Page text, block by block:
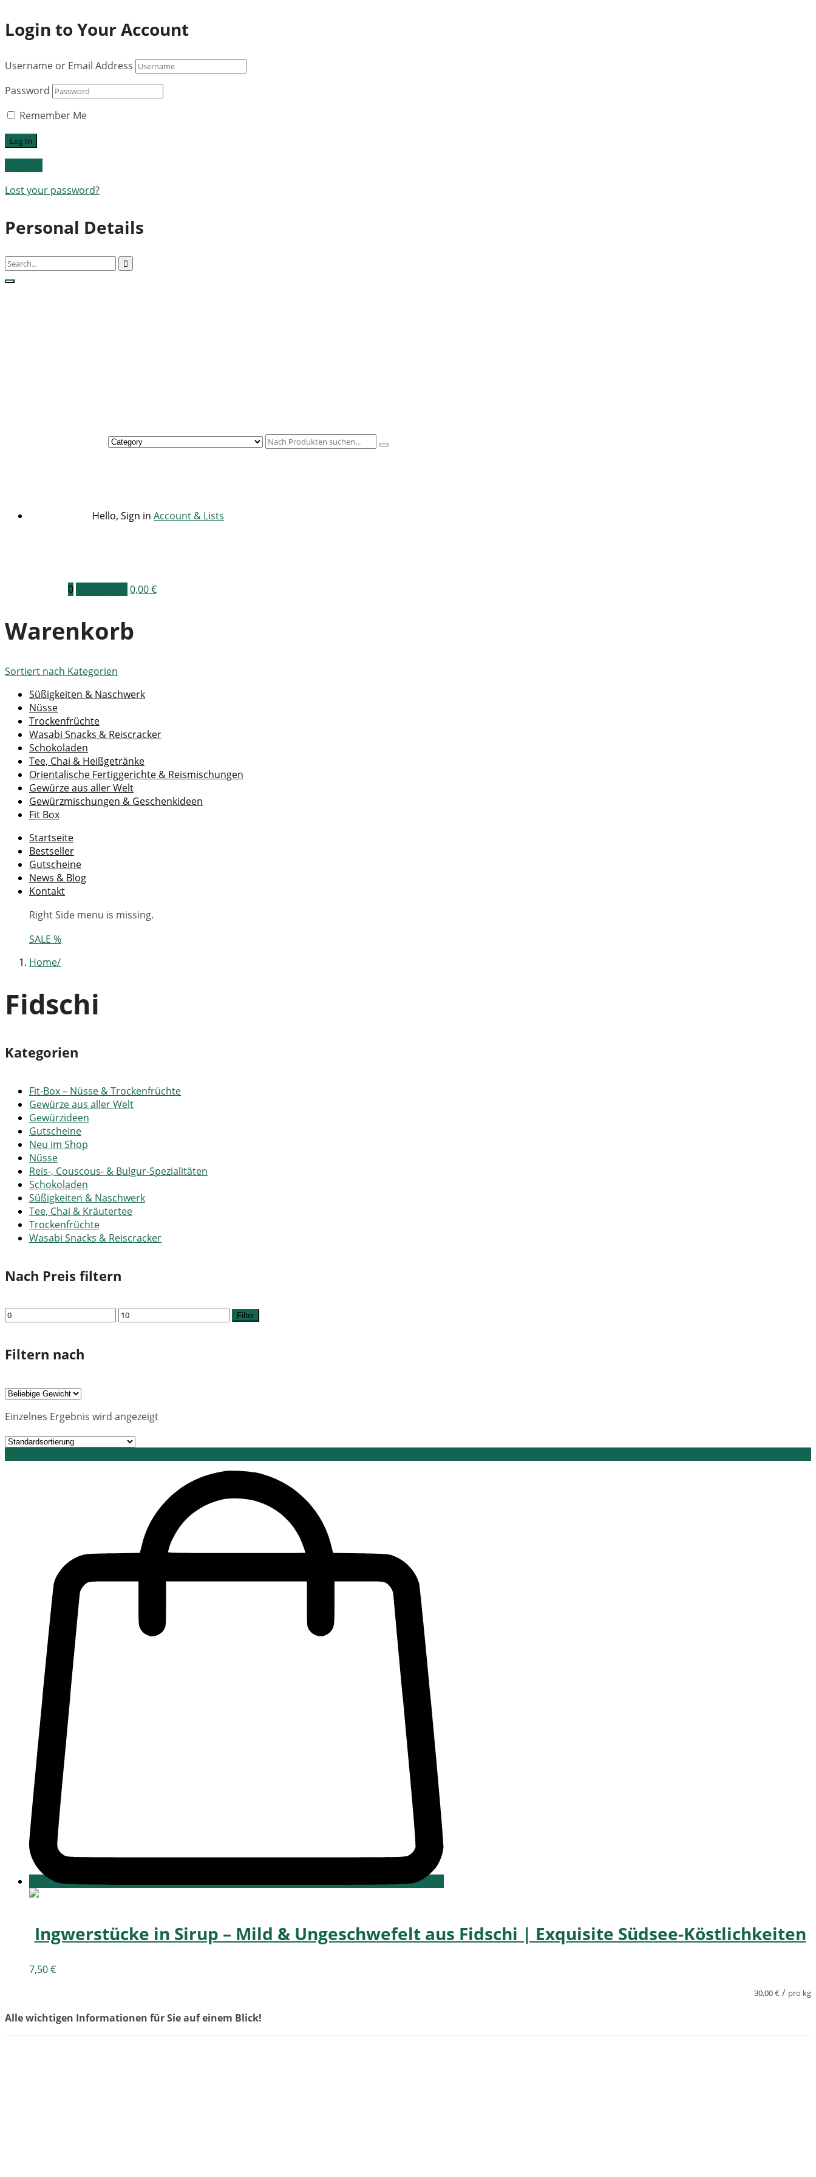
Login to Your Account
Username or Email Address
Password
Remember Me
Lost your password?
Personal Details
Hello, Sign in Account & Lists
0 0,00€
Warenkorb
Sortiert nach Kategorien
Süßigkeiten & Naschwerk
Nüsse
Trockenfrüchte
Wasabi Snacks & Reiscracker
Schokoladen
Tee, Chai & Heißgetränke
Orientalische Fertiggerichte & Reismischungen
Gewürze aus aller Welt
Gewürzmischungen & Geschenkideen
Fit Box
Startseite
Bestseller
Gutscheine
News & Blog
Kontakt
Right Side menu is missing.
SALE %
Home
Fidschi
Kategorien
Fit-Box – Nüsse & Trockenfrüchte
Gewürze aus aller Welt
Gewürzideen
Gutscheine
Neu im Shop
Nüsse
Reis-, Couscous- & Bulgur-Spezialitäten
Schokoladen
Süßigkeiten & Naschwerk
Tee, Chai & Kräutertee
Trockenfrüchte
Wasabi Snacks & Reiscracker
Nach Preis filtern
Min.
Max.
Filter
Filtern nach
Einzelnes Ergebnis wird angezeigt
Ingwerstücke in Sirup – Mild & Ungeschwefelt aus Fidschi | Exquisite Südsee-Köstlichkeiten
7,50€
30,00€ / pro kg
Alle wichtigen Informationen für Sie auf einem Blick!